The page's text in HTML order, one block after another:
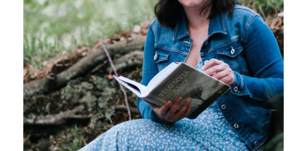
Hájek, Praha
2004 Práce s krizí a tělem,
PhDr. Yvona Lucká, Fokus
Praha
2006-2010 Kurzy tradiční
čínské medicíny a detoxikace,
MUDr. A. Vosátková, MVDr. L.
Chmelař, Praha